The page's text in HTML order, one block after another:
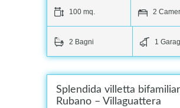
100 mq. 2
2 Bagni 1
Splendida villetta
Rubano – Villaguattera